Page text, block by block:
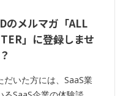
のメルマガ「ALL
」に登録しませ
だいた方には、SaaS業